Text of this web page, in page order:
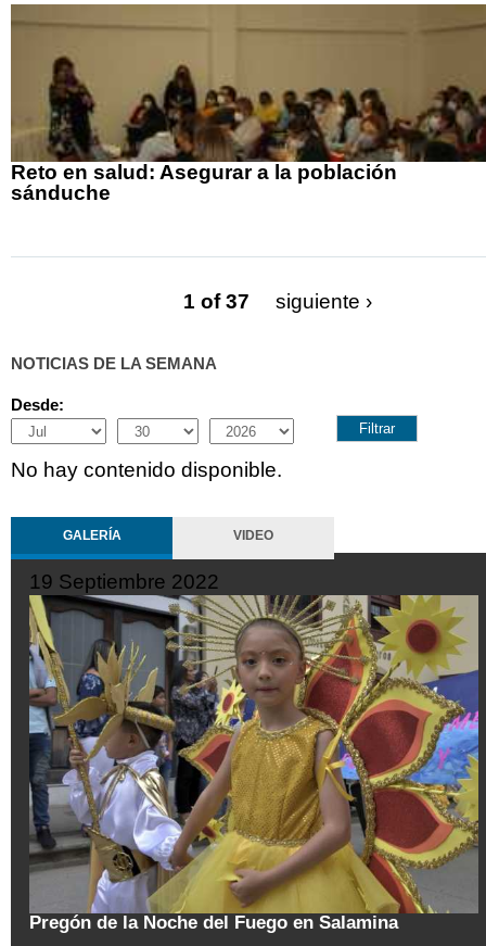
Reto en salud: Asegurar a la población
sánduche
1 of 37 siguiente ›
NOTICIAS DE LA SEMANA
Desde:
Month
Day Year
No hay contenido disponible.
GALERÍA VIDEO
19 Septiembre 2022
Pregón de la Noche del Fuego en Salamina